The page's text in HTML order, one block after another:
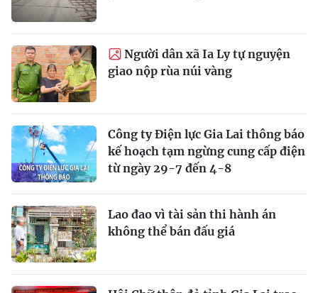
Người dân xã Ia Ly tự nguyện
giao nộp rùa núi vàng
Công ty Điện lực Gia Lai thông báo
kế hoạch tạm ngừng cung cấp điện
từ ngày 29-7 đến 4-8
Lao đao vì tài sản thi hành án
không thể bán đấu giá